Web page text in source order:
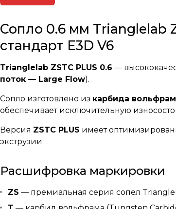
Сопло 0.6 мм Trianglelab
стандарт E3D V6
Trianglelab ZSTC PLUS 0.6 —
поток — Large Flow).
Сопло изготовлено из карбида
обеспечивает исключительную
Версия ZSTC PLUS имеет
экструзии.
Расшифровка маркировки
ZS — премиальная серия сопел